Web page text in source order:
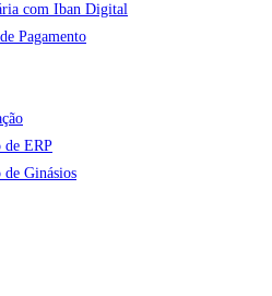
com Iban Digital
Pagamento
de ERP
de Ginásios